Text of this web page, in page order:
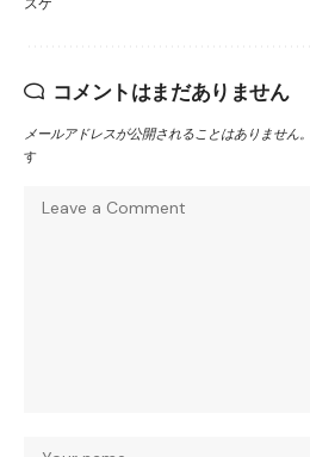
コメントはまだありません
メールアドレスが公開されることはありません。
す